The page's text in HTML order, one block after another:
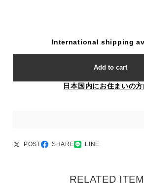
International shipping
Add to cart
日本国内にお住まいの
POST SHARE LINE
RELATED